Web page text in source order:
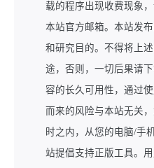
载的程序出现收费现象
本站官方邮箱。本站发
和研究目的。不得将上
途，否则，一切后果请
容的长久可用性，通过
而来的风险与本站无关
时之内，从您的电脑/手
站提倡支持正版工具。